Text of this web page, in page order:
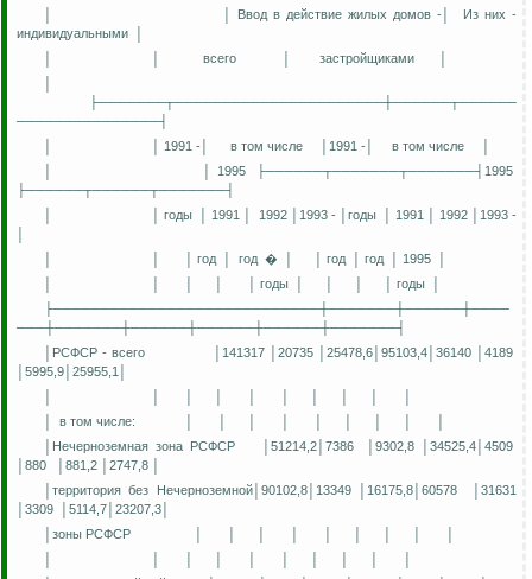
│ Ввод в действие жилых домов -│
Из них -
индивидуальными
всего застройщиками
├───────┬──────────────────────┼──────┬──────
───────────────┤
│ 1991 -│ в том числе │1991 -│ в том числе
│ 1995
├──────┬───────┬───────┤1995
├──────┬──────┬───────┤
│ годы │ 1991 │ 1992 │1993 - │годы
│ 1991 │ 1992 │1993 -
│ год год � │ год │ год │ 1995
│ годы годы
├────────────────────────────┼───────┼──────┼────
───┼───────┼──────┼──────┼──────┼───────┤
│РСФСР - всего
│141317 │20735 │25478,6│95103,4│36140 │4189
│5995,9│25955,1│
в том числе:
│Нечерноземная зона РСФСР
│51214,2│7386
│9302,8 │34525,4│4509
│880
│881,2 │2747,8 │
│территория без
Нечерноземной│90102,8│13349 │16175,8│60578
│31631
│3309
│5114,7│23207,3│
│зоны РСФСР